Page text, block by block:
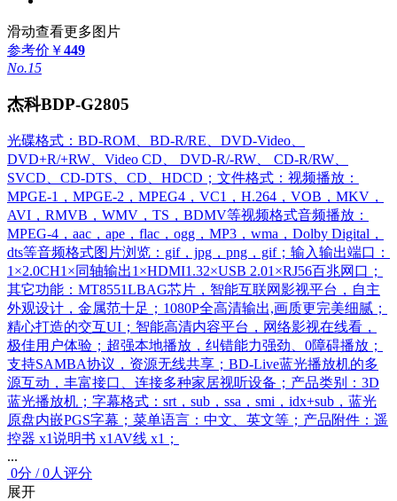
滑动查看更多图片
参考价 ￥449
No.15
杰科BDP-G2805
光碟格式：BD-ROM、BD-R/RE、DVD-Video、
DVD+R/+RW、Video CD、 DVD-R/-RW、 CD-R/RW、
SVCD、CD-DTS、CD、HDCD；文件格式：视频播放：
MPGE-1，MPGE-2，MPEG4，VC1，H.264，VOB，MKV，
AVI，RMVB，WMV，TS，BDMV等视频格式音频播放：
MPEG-4，aac，ape，flac，ogg，MP3，wma，Dolby Digital，
dts等音频格式图片浏览：gif，jpg，png，gif；输入输出端口：
1×2.0CH1×同轴输出1×HDMI1.32×USB 2.01×RJ56百兆网口；
其它功能：MT8551LBAG芯片，智能互联网影视平台，自主
外观设计，金属范十足；1080P全高清输出,画质更完美细腻；
精心打造的交互UI；智能高清内容平台，网络影视在线看，
极佳用户体验；超强本地播放，纠错能力强劲、0障碍播放；
支持SAMBA协议，资源无线共享；BD-Live蓝光播放机的多
源互动，丰富接口、连接多种家居视听设备；产品类别：3D
蓝光播放机；字幕格式：srt，sub，ssa，smi，idx+sub，蓝光
原盘内嵌PGS字幕；菜单语言：中文、英文等；产品附件：遥
控器 x1说明书 x1AV线 x1；
...
0分 /0人评分
展开